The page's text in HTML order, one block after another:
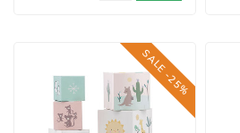
SALE -25%